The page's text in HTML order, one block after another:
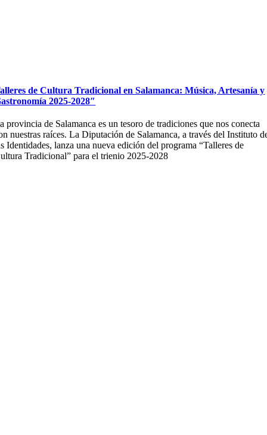
de Cultura Tradicional en Salamanca: Música, Artesanía y
2025-2028″
provincia de Salamanca es un tesoro de tradiciones que nos conecta
nuestras raíces. La Diputación de Salamanca, a través del Instituto
Identidades, lanza una nueva edición del programa “Talleres de
Tradicional” para el trienio 2025-2028